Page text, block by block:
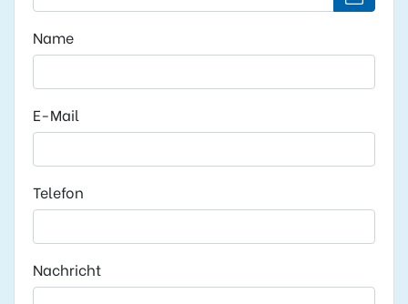
Name
E-Mail
Telefon
Nachricht